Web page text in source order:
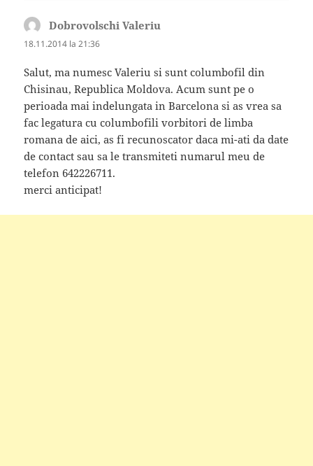
Dobrovolschi Valeriu
18.11.2014 la 21:36
Salut, ma numesc Valeriu si sunt columbofil din
Chisinau, Republica Moldova. Acum sunt pe o
perioada mai indelungata in Barcelona si as vrea sa
fac legatura cu columbofili vorbitori de limba
romana de aici, as fi recunoscator daca mi-ati da date
de contact sau sa le transmiteti numarul meu de
telefon 642226711.
merci anticipat!